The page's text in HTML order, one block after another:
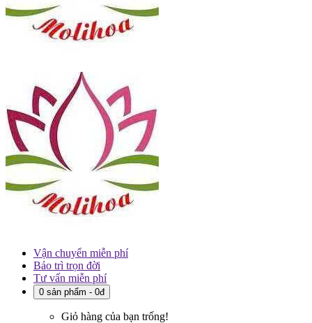
Vận chuyển miễn phí
Bảo trì trọn đời
Tư vấn miễn phí
0 sản phẩm - 0đ
Giỏ hàng của bạn trống!